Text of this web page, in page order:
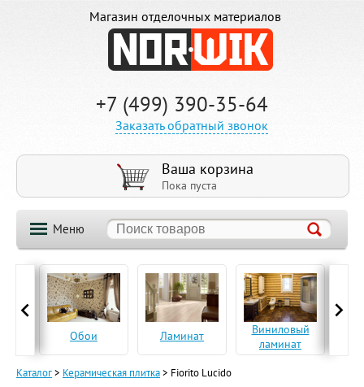
Магазин отделочных материалов
+7 (499) 390-35-64
Заказать обратный звонок
Ваша корзина
Пока пуста
Меню
Обои Ламинат
Виниловый
ламинат
Каталог> Керамическая плитка> Fiorito Lucido